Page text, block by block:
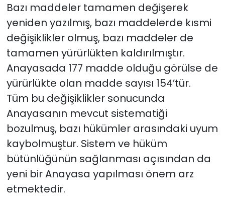
Bazı maddeler tamamen değişerek
yeniden yazılmış, bazı maddelerde kısmi
değişiklikler olmuş, bazı maddeler de
tamamen yürürlükten kaldırılmıştır.
Anayasada 177 madde olduğu görülse de
yürürlükte olan madde sayısı 154’tür.
Tüm bu değişiklikler sonucunda
Anayasanın mevcut sistematiği
bozulmuş, bazı hükümler arasındaki uyum
kaybolmuştur. Sistem ve hüküm
bütünlüğünün sağlanması açısından da
yeni bir Anayasa yapılması önem arz
etmektedir.